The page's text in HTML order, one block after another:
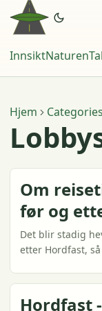
InnsiktNaturen
Hjem Categories
Om
før og
Det blir stadig
etter Hordfast,
ekspressbuss
være feil. Ved å
Hordfast